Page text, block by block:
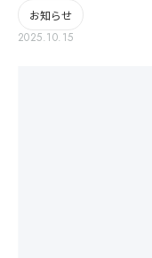
お知らせ
2025.10.15